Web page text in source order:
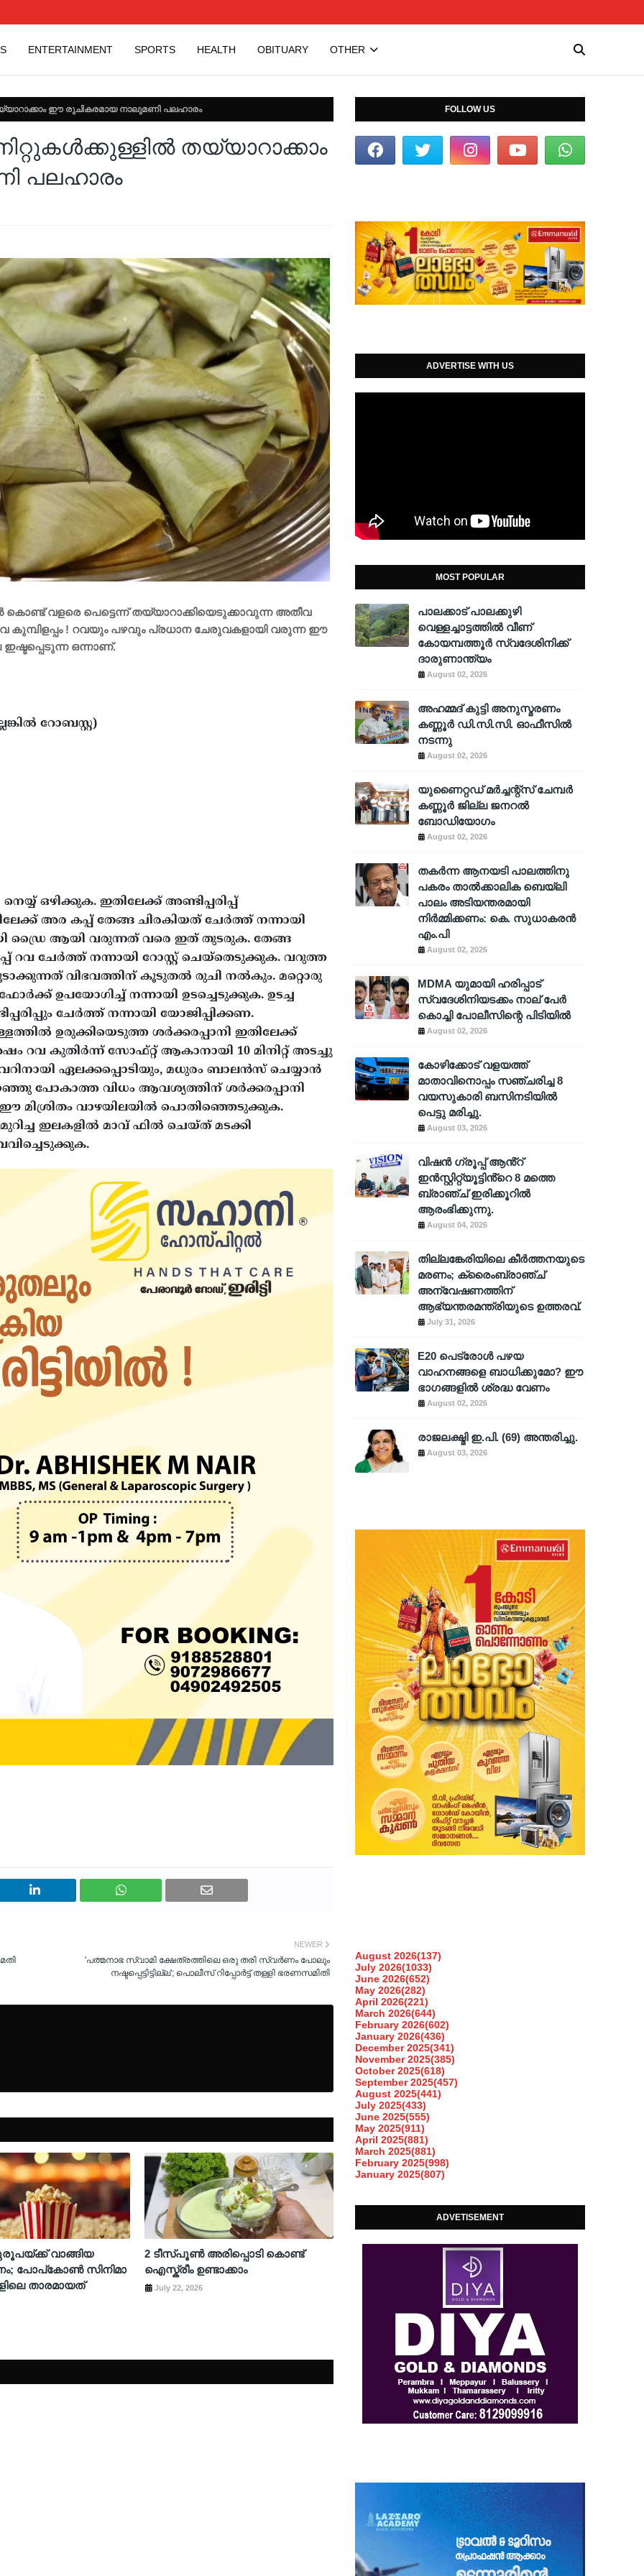
ENTERTAINMENT SPORTS HEALTH OBITUARY OTHER
ഈ രുചികരമായ നാലുമണി പലഹാരം
തയ്യാറാക്കാം
പലഹാരം
വളരെ പെട്ടെന്ന് തയ്യാറാക്കിയെടുക്കാവുന്ന അതീവ
കുമ്പിളപ്പം ! റവയും പഴവും പ്രധാന ചേരുവകളായി വരുന്ന ഈ
ഒന്നാണ്.
റോബസ്റ്റ)
ഒഴിക്കുക. ഇതിലേക്ക് അണ്ടിപ്പരിപ്പ്
അര കപ്പ് തേങ്ങ ചിരകിയത് ചേർത്ത് നന്നായി
ഡ്രൈ ആയി വരുന്നത് വരെ ഇത് തുടരുക. തേങ്ങ
റവ ചേർത്ത് നന്നായി റോസ്റ്റ് ചെയ്തെടുക്കുക. വറുത്ത
വിഭവത്തിന് കൂടുതൽ രുചി നൽകും. മറ്റൊരു
ഉപയോഗിച്ച് നന്നായി ഉടച്ചെടുക്കുക. ഉടച്ച
ചേർത്ത് നന്നായി യോജിപ്പിക്കണ.
ഉരുക്കിയെടുത്ത ശർക്കരപ്പാനി ഇതിലേക്ക്
റവ കുതിർന്ന് സോഫ്റ്റ് ആകാനായി 10 മിനിറ്റ് അടച്ചു
ഏലക്കപ്പൊടിയും, മധുരം ബാലൻസ് ചെയ്യാൻ
പോകാത്ത വിധം ആവശ്യത്തിന് ശർക്കരപ്പാനി
ഈ മിശ്രിതം വാഴയിലയിൽ പൊതിഞ്ഞെടുക്കുക.
മുറിച്ച ഇലകളിൽ മാവ് ഫിൽ ചെയ്ത് മടക്കി
NEWER
'പത്മനാഭ സ്വാമി ക്ഷേത്രത്തിലെ ഒരു തരി സ്വര്‍ണം പോലും
നഷ്ടപ്പെട്ടിട്ടില്ല'; പൊലീസ് റിപ്പോര്‍ട്ട് തള്ളി ഭരണസമിതി
വാങ്ങിയ
പോപ്കോൺ സിനിമാ
താരമായത്
2 ടീസ്പൂൺ അരിപ്പൊടി കൊണ്ട്
ഐസ്ക്രീം ഉണ്ടാക്കാം
July 22, 2026
FOLLOW US
ADVERTISE WITH US
MOST POPULAR
പാലക്കാട് പാലക്കുഴി
വെള്ളച്ചാട്ടത്തില്‍ വീണ്
കോയമ്പത്തൂര്‍ സ്വദേശിനിക്ക്
ദാരുണാന്ത്യം
August 02, 2026
അഹമ്മദ് കുട്ടി അനുസ്മരണം
കണ്ണൂർ ഡി.സി.സി. ഓഫീസിൽ
നടന്നു
August 02, 2026
യുണൈറ്റഡ് മർച്ചന്റ്സ് ചേമ്പർ
കണ്ണൂർ ജില്ല ജനറൽ
ബോഡിയോഗം
August 02, 2026
തകർന്ന ആനയടി പാലത്തിനു
പകരം താൽക്കാലിക ബെയ്‌ലി
പാലം അടിയന്തരമായി
നിർമ്മിക്കണം: കെ. സുധാകരൻ
എം.പി
August 02, 2026
MDMA യുമായി ഹരിപ്പാട്
സ്വദേശിനിയടക്കം നാല് പേർ
കൊച്ചി പോലീസിന്റെ പിടിയിൽ
August 02, 2026
കോഴിക്കോട് വളയത്ത്
മാതാവിനൊപ്പം സഞ്ചരിച്ച 8
വയസുകാരി ബസിനടിയിൽ
പെട്ടു മരിച്ചു.
August 03, 2026
വിഷൻ ഗ്രൂപ്പ് ആൻ്റ്
ഇൻസ്റ്റിറ്റ്യൂട്ടിൻ്റെ 8 മത്തെ
ബ്രാഞ്ച് ഇരിക്കൂറിൽ
ആരംഭിക്കുന്നു.
August 04, 2026
തില്ലങ്കേരിയിലെ കീർത്തനയുടെ
മരണം; ക്രൈംബ്രാഞ്ച്
അന്വേഷണത്തിന്
ആഭ്യന്തരമന്ത്രിയുടെ ഉത്തരവ്.
July 31, 2026
E20 പെട്രോൾ പഴയ
വാഹനങ്ങളെ ബാധിക്കുമോ? ഈ
ഭാഗങ്ങളിൽ ശ്രദ്ധ വേണം
August 02, 2026
രാജലക്ഷ്മി ഇ.പി. (69) അന്തരിച്ചു.
August 03, 2026
August 2026(137)
July 2026(1033)
June 2026(652)
May 2026(282)
April 2026(221)
March 2026(644)
February 2026(602)
January 2026(436)
December 2025(341)
November 2025(385)
October 2025(618)
September 2025(457)
August 2025(441)
July 2025(433)
June 2025(555)
May 2025(911)
April 2025(881)
March 2025(881)
February 2025(998)
January 2025(807)
ADVETISEMENT